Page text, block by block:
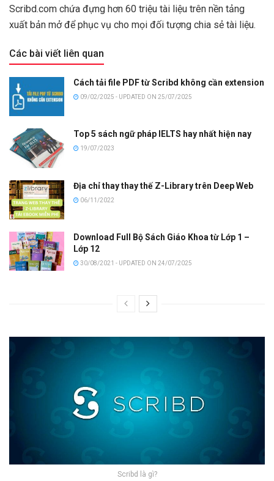
Scribd.com chứa đựng hơn 60 triệu tài liệu trên nền tảng
xuất bản mở để phục vụ cho mọi đối tượng chia sẻ tài liệu.
Các bài viết liên quan
Cách tải file PDF từ Scribd không cần extension
09/02/2025 - UPDATED ON 25/07/2025
Top 5 sách ngữ pháp IELTS hay nhất hiện nay
19/07/2023
Địa chỉ thay thay thế Z-Library trên Deep Web
06/11/2022
Download Full Bộ Sách Giáo Khoa từ Lớp 1 –
Lớp 12
30/08/2021 - UPDATED ON 24/07/2025
Scribd là gì?